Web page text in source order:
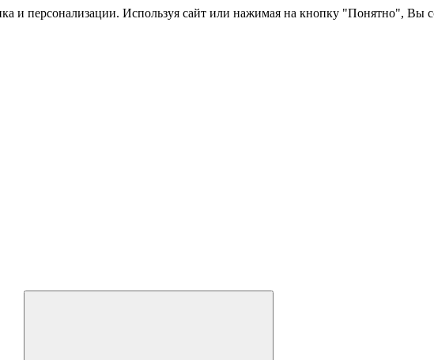
и персонализации. Используя сайт или нажимая на кнопку "Понятно", Вы